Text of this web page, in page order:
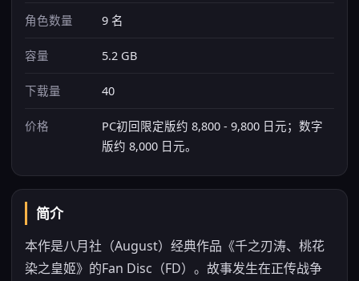
角色数量 9 名
容量 5.2 GB
下载量 40
价格
PC初回限定版约 8,800 - 9,800 日元；数字
版约 8,000 日元。
简介
本作是八月社（August）经典作品《千之刃涛、桃花
染之皇姬》的Fan Disc（FD）。故事发生在正传战争